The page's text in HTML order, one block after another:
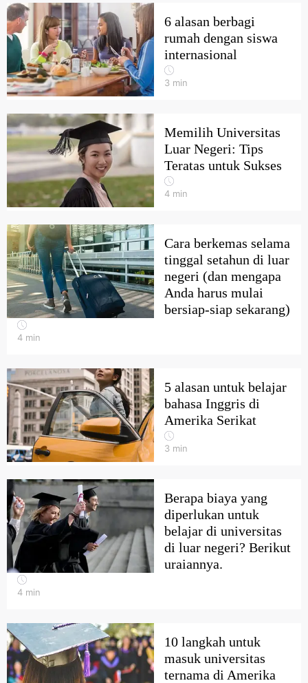
6 alasan berbagi
rumah dengan siswa
internasional
3 min
Memilih Universitas
Luar Negeri: Tips
Teratas untuk Sukses
4 min
Cara berkemas selama
tinggal setahun di luar
negeri (dan mengapa
Anda harus mulai
bersiap-siap sekarang)
4 min
5 alasan untuk belajar
bahasa Inggris di
Amerika Serikat
3 min
Berapa biaya yang
diperlukan untuk
belajar di universitas
di luar negeri? Berikut
uraiannya.
4 min
10 langkah untuk
masuk universitas
ternama di Amerika